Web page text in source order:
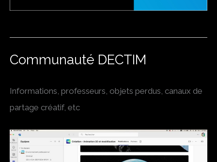
Communauté DECTIM
Informations, professeurs, objets perdus, canaux de
partage créatif, etc